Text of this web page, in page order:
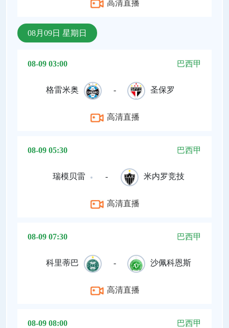
高清直播
08月09日 星期日
08-09 03:00 巴西甲
格雷米奥 - 圣保罗
高清直播
08-09 05:30 巴西甲
瑞模贝雷 - 米内罗竞技
高清直播
08-09 07:30 巴西甲
科里蒂巴 - 沙佩科恩斯
高清直播
08-09 08:00 巴西甲